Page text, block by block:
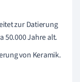
zur Datierung
50.000 Jahre alt.
von Keramik.